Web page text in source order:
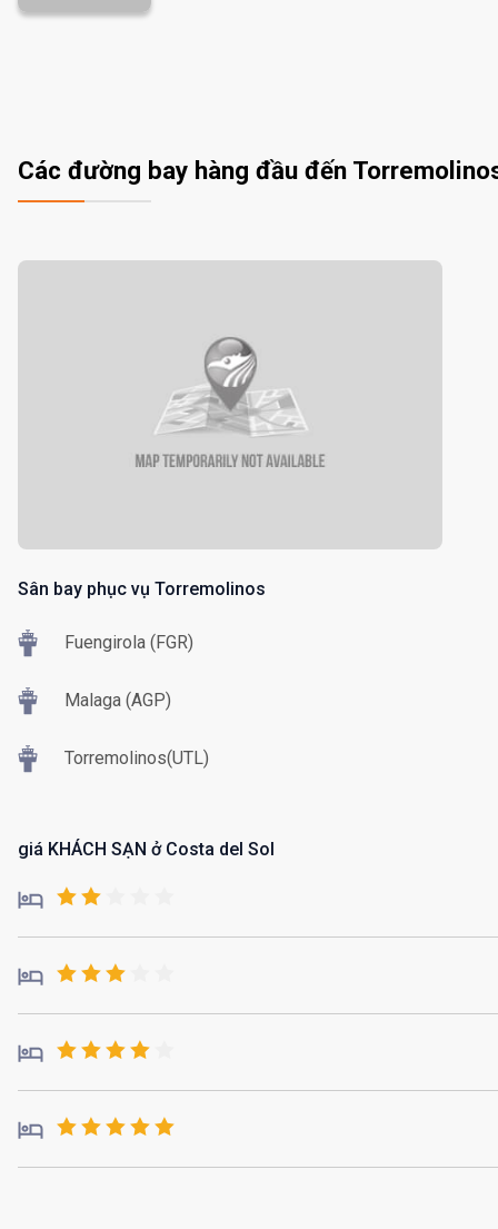
Các đường bay hàng đầu đến
Sân bay phục vụ Torremolinos
Fuengirola (FGR)
Malaga (AGP)
Torremolinos(UTL)
giá KHÁCH SẠN ở Costa del Sol